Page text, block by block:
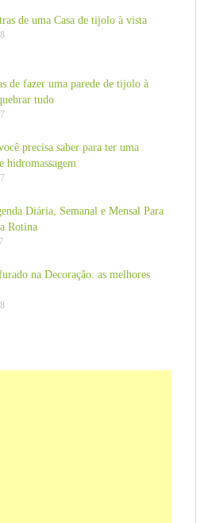
de uma Casa de tijolo à vista
de fazer uma parede de tijolo à
tudo
precisa saber para ter uma
hidromassagem
Diária, Semanal e Mensal Para
Rotina
na Decoração: as melhores